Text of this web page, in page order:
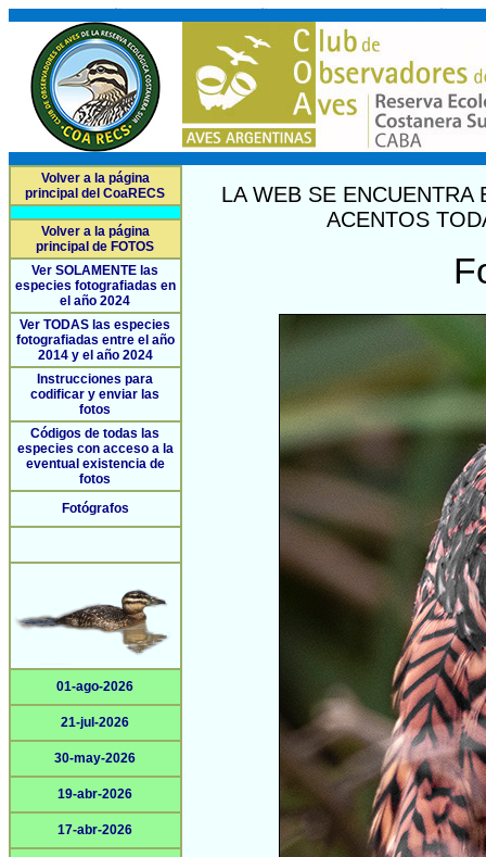
Volver a la página
principal del CoaRECS
Volver a la página
principal de FOTOS
Ver SOLAMENTE las
especies fotografiadas en
el año 2024
Ver TODAS las especies
fotografiadas entre el año
2014 y el año 2024
Instrucciones para
codificar y enviar las
fotos
Códigos de todas las
especies con acceso a la
eventual existencia de
fotos
Fotógrafos
01-ago-2026
21-jul-2026
30-may-2026
19-abr-2026
17-abr-2026
LA WEB SE
ACENTOS